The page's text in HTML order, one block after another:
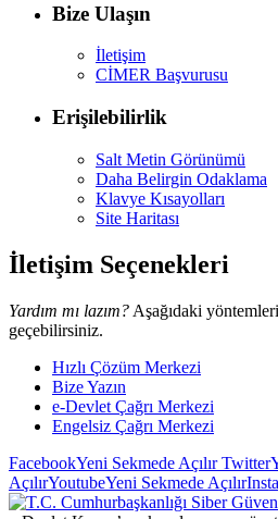
Bize Ulaşın
İletişim
CİMER Başvurusu
Erişilebilirlik
Salt Metin Görünümü
Daha Belirgin Odaklama
Klavye Kısayolları
Site Haritası
İletişim Seçenekleri
Yardım mı lazım? Aşağıdaki
geçebilirsiniz.
Hızlı Çözüm Merkezi
Bize Yazın
e-Devlet Çağrı Merkezi
Engelsiz Çağrı Merkezi
FacebookYeni Sekmede AçılırTwitter
AçılırYoutubeYeni Sekmede Açılır